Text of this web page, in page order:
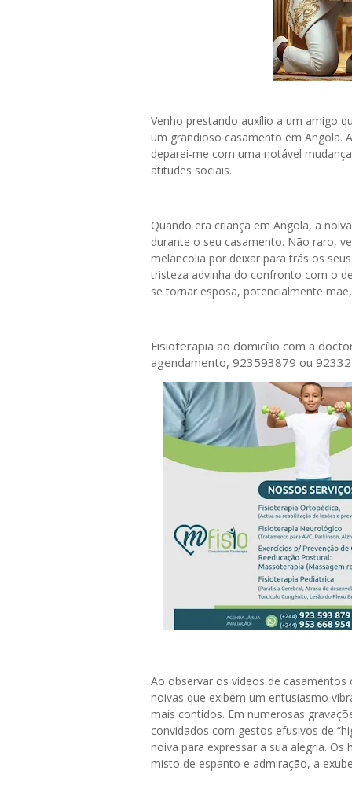
Venho prestando auxílio a um amigo
um grandioso casamento em Angola.
deparei-me com uma notável
atitudes sociais.
Quando era criança em Angola, a
durante o seu casamento. Não raro,
melancolia por deixar para trás os
tristeza advinha do confronto com o
se tornar esposa, potencialmente
Fisioterapia ao domicílio com a
agendamento, 923593879 ou
Ao observar os vídeos de
noivas que exibem um entusiasmo
mais contidos. Em numerosas
convidados com gestos efusivos de
noiva para expressar a sua alegria.
misto de espanto e admiração, a